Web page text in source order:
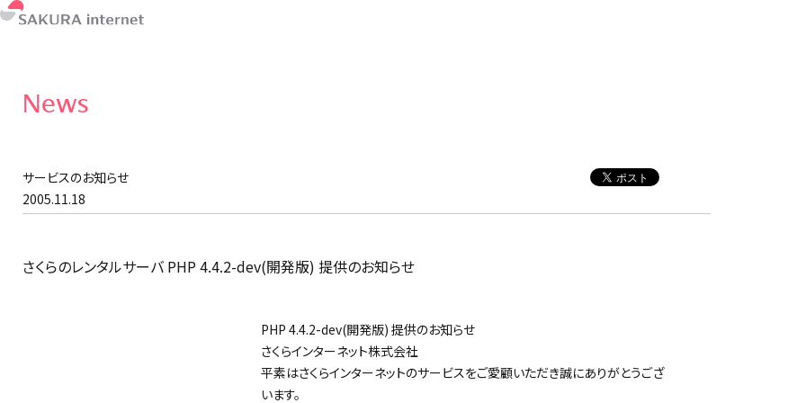
News
サービスのお知らせ
2005.11.18
さくらのレンタルサーバ PHP 4.4.2-dev(開発版) 提供のお知らせ
PHP 4.4.2-dev(開発版) 提供のお知らせ
さくらインターネット株式会社
平素はさくらインターネットのサービスをご愛顧いただき誠にありがとうござ
います。